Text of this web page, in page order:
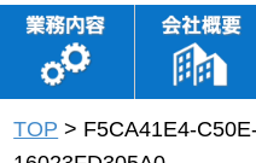
TOP > F5CA41E4-